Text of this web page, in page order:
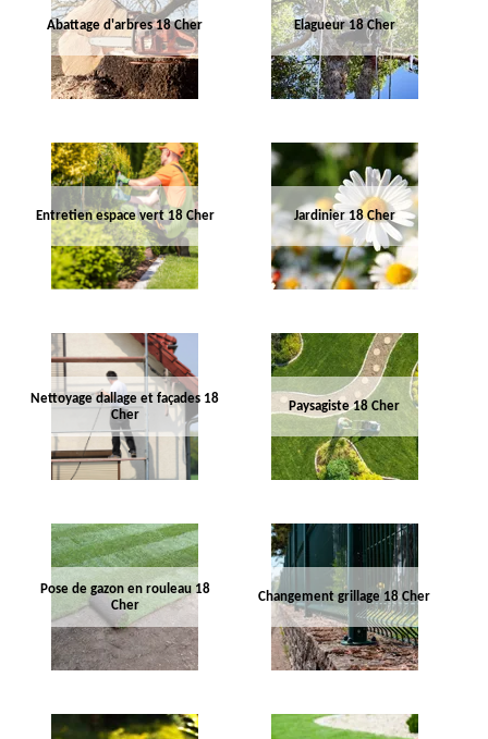
Abattage d'arbres 18 Cher Elagueur 18 Cher
Entretien espace vert 18 Cher Jardinier 18 Cher
Nettoyage dallage et façades 18
Cher
Paysagiste 18 Cher
Pose de gazon en rouleau 18
Cher
Changement grillage 18 Cher